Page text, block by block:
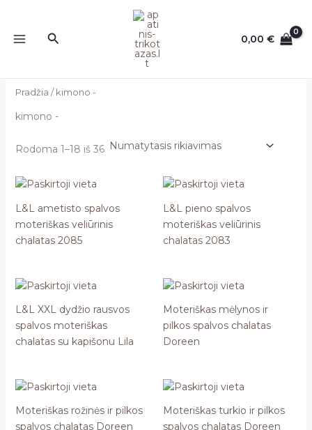
turinio
Paieška 0,00€
Pradžia / kimono -
kimono -
Rodoma 1–18 iš 36
L&L ametisto spalvos
moteriškas veliūrinis
chalatas 2085
L&L pieno spalvos
moteriškas veliūrinis
chalatas 2083
L&L XXL dydžio rausvos
spalvos moteriškas
chalatas su kapišonu Lila
Moteriškas mėlynos ir
pilkos spalvos chalatas
Doreen
Moteriškas rožinės ir pilkos
spalvos chalatas Doreen
Moteriškas turkio ir pilkos
spalvos chalatas Doreen